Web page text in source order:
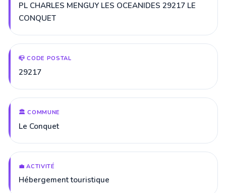
PL CHARLES MENGUY LES OCEANIDES 29217 LE
CONQUET
📪 CODE POSTAL
29217
🏛️ COMMUNE
Le Conquet
💼 ACTIVITÉ
Hébergement touristique